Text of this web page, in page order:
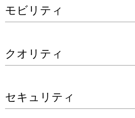
モビリティ
クオリティ
セキュリティ